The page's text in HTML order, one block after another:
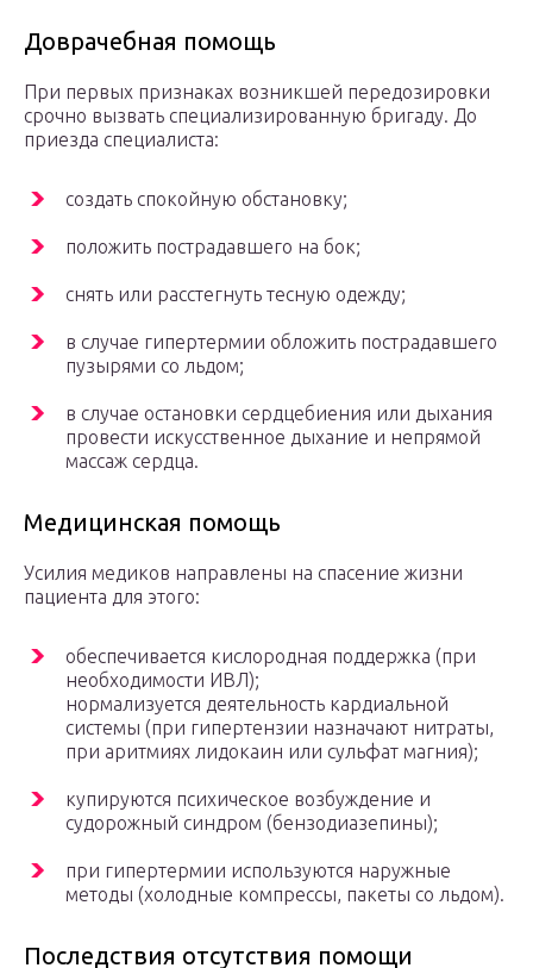
Доврачебная помощь
При первых признаках возникшей передозировки
срочно вызвать специализированную бригаду. До
приезда специалиста:
создать спокойную обстановку;
положить пострадавшего на бок;
снять или расстегнуть тесную одежду;
в случае гипертермии обложить пострадавшего
пузырями со льдом;
в случае остановки сердцебиения или дыхания
провести искусственное дыхание и непрямой
массаж сердца.
Медицинская помощь
Усилия медиков направлены на спасение жизни
пациента для этого:
обеспечивается кислородная поддержка (при
необходимости ИВЛ);
нормализуется деятельность кардиальной
системы (при гипертензии назначают нитраты,
при аритмиях лидокаин или сульфат магния);
купируются психическое возбуждение и
судорожный синдром (бензодиазепины);
при гипертермии используются наружные
методы (холодные компрессы, пакеты со льдом).
Последствия отсутствия помощи